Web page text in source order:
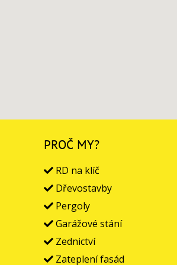
PROČ MY?
RD na klíč
Dřevostavby
Pergoly
Garážové stání
Zednictví
Zateplení fasád